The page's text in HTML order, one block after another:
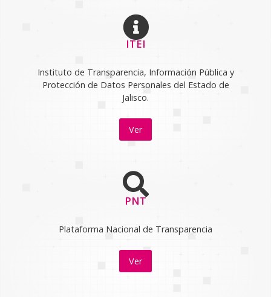
ITEI
Instituto de Transparencia, Información Pública y
Protección de Datos Personales del Estado de
Jalisco.
Ver
PNT
Plataforma Nacional de Transparencia
Ver